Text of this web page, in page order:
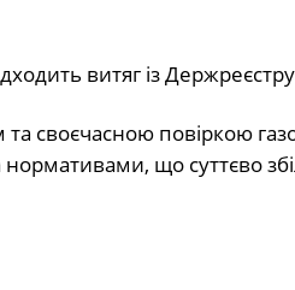
витяг із
своєчасною повіркою
що суттєво